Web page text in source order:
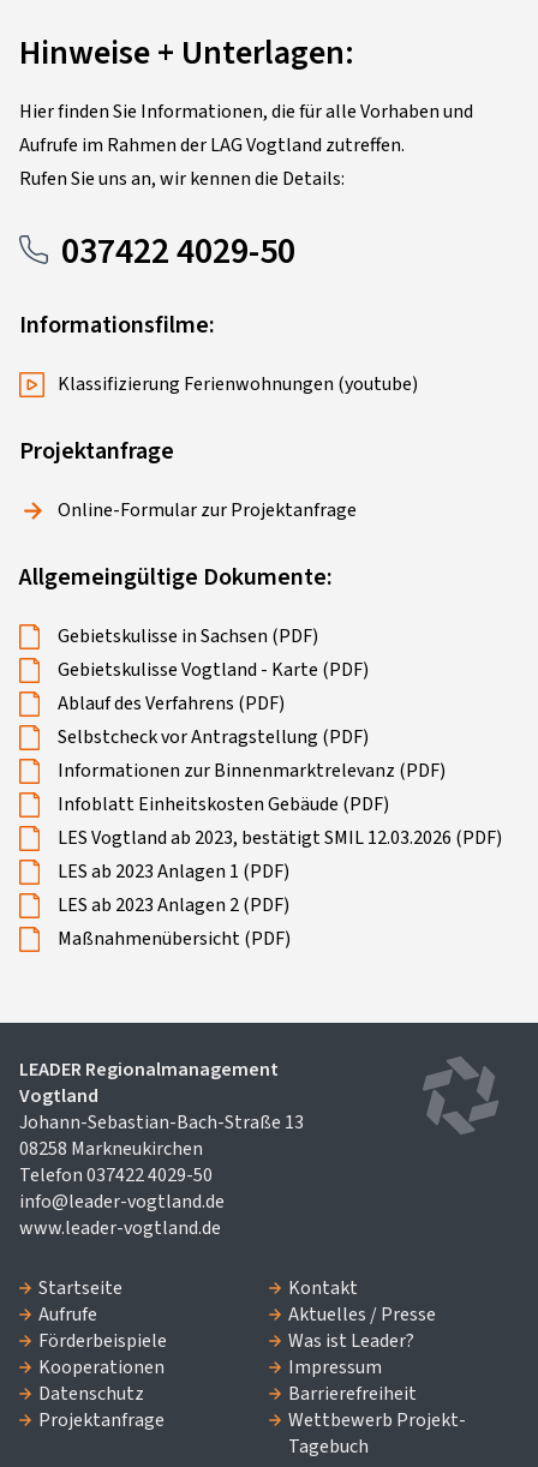
Hinweise + Unterlagen:
Hier finden Sie Informationen, die für alle Vorhaben und
Aufrufe im Rahmen der LAG Vogtland zutreffen.
Rufen Sie uns an, wir kennen die Details:
037422 4029-50
Informationsfilme:
Klassifizierung Ferienwohnungen (youtube)
Projektanfrage
Online-Formular zur Projektanfrage
Allgemeingültige Dokumente:
Gebietskulisse in Sachsen (PDF)
Gebietskulisse Vogtland - Karte (PDF)
Ablauf des Verfahrens (PDF)
Selbstcheck vor Antragstellung (PDF)
Informationen zur Binnenmarktrelevanz (PDF)
Infoblatt Einheitskosten Gebäude (PDF)
LES Vogtland ab 2023, bestätigt SMIL 12.03.2026 (PDF)
LES ab 2023 Anlagen 1 (PDF)
LES ab 2023 Anlagen 2 (PDF)
Maßnahmenübersicht (PDF)
LEADER Regionalmanagement
Vogtland
Johann-Sebastian-Bach-Straße 13
08258 Markneukirchen
Telefon 037422 4029-50
info@leader-vogtland.de
www.leader-vogtland.de
Startseite
Kontakt
Aufrufe
Aktuelles / Presse
Förderbeispiele
Was ist Leader?
Kooperationen
Impressum
Datenschutz
Barrierefreiheit
Projektanfrage
Wettbewerb Projekt-
Tagebuch